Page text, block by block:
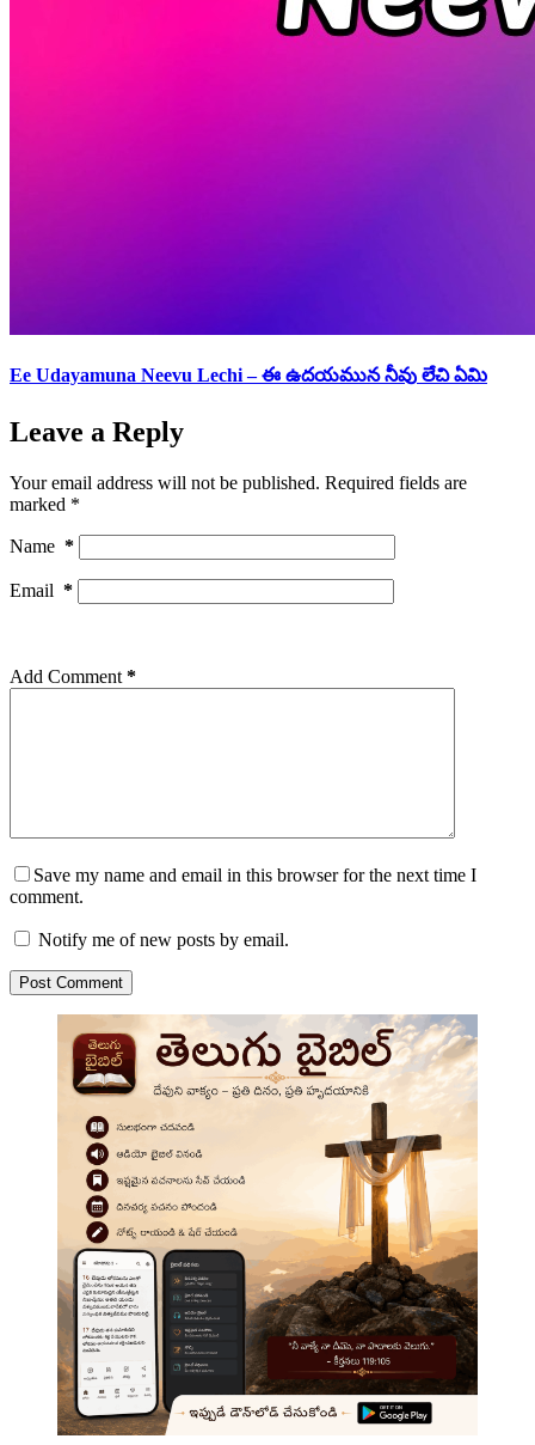
Ee Udayamuna Neevu Lechi – ఈ ఉదయమున నీవు లేచి ఏమి
Leave a Reply
Your email address will not be published. Required fields are
marked *
Name *
Email *
Add Comment *
Save my name and email in this browser for the next time I
comment.
Notify me of new posts by email.
Post Comment